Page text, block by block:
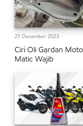
25 Desember 2023
Ciri Oli Gardan
Matic Wajib